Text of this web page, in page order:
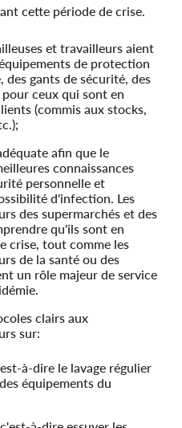
cette période de crise.
et travailleurs aient
de protection
des gants de sécurité, des
ceux qui sont en
(commis aux stocks,
afin que le
connaissances
personnelle et
d'infection. Les
des supermarchés et des
qu'ils sont en
crise, tout comme les
de la santé ou des
un rôle majeur de service
clairs aux
sur:
à-dire le lavage régulier
équipements du